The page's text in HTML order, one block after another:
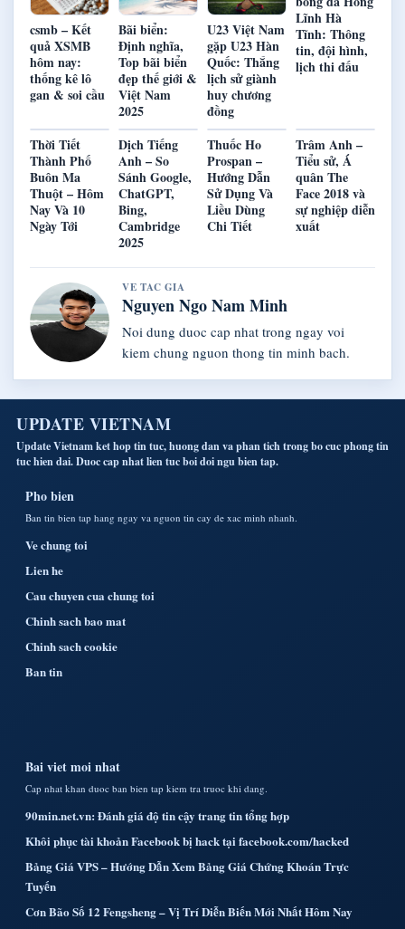
csmb – Kết
quả XSMB
hôm nay:
thống kê lô
gan & soi cầu
Bãi biển:
Định nghĩa,
Top bãi biển
đẹp thế giới &
Việt Nam
2025
U23 Việt Nam
gặp U23 Hàn
Quốc: Thắng
lịch sử giành
huy chương
đồng
Lĩnh Hà
Tĩnh: Thông
tin, đội hình,
lịch thi đấu
Thời Tiết
Thành Phố
Buôn Ma
Thuột – Hôm
Nay Và 10
Ngày Tới
Dịch Tiếng
Anh – So
Sánh Google,
ChatGPT,
Bing,
Cambridge
2025
Thuốc Ho
Prospan –
Hướng Dẫn
Sử Dụng Và
Liều Dùng
Chi Tiết
Trâm Anh –
Tiểu sử, Á
quân The
Face 2018 và
sự nghiệp diễn
xuất
VE TAC GIA
Nguyen Ngo Nam Minh
Noi dung duoc cap nhat trong ngay voi
kiem chung nguon thong tin minh bach.
UPDATE VIETNAM
Update Vietnam ket hop tin tuc, huong dan va phan tich trong bo cuc phong tin
tuc hien dai. Duoc cap nhat lien tuc boi doi ngu bien tap.
Pho bien
Ban tin bien tap hang ngay va nguon tin cay de xac minh nhanh.
Ve chung toi
Lien he
Cau chuyen cua chung toi
Chinh sach bao mat
Chinh sach cookie
Ban tin
Bai viet moi nhat
Cap nhat khan duoc ban bien tap kiem tra truoc khi dang.
90min.net.vn: Đánh giá độ tin cậy trang tin tổng hợp
Khôi phục tài khoản Facebook bị hack tại facebook.com/hacked
Bảng Giá VPS – Hướng Dẫn Xem Bảng Giá Chứng Khoán Trực
Tuyến
Cơn Bão Số 12 Fengsheng – Vị Trí Diễn Biến Mới Nhất Hôm Nay